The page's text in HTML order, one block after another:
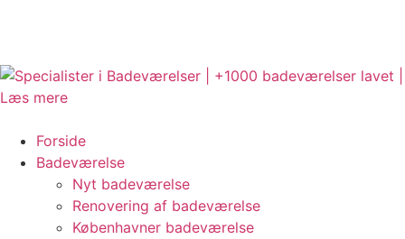
Forside
Badeværelse
Nyt badeværelse
Renovering af badeværelse
Københavner badeværelse